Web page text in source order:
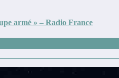
armé » – Radio France